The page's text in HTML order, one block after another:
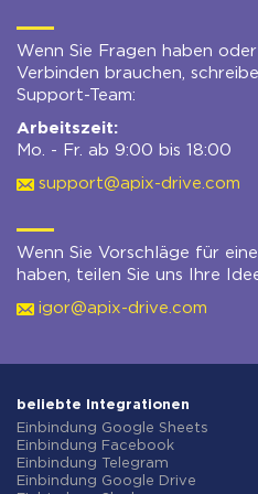
Wenn Sie Fragen haben
Verbinden brauchen,
Support-Team:
Arbeitszeit:
Mo. - Fr. ab 9:00 bis 18:00
support@apix-drive.com
Wenn Sie Vorschläge für
haben, teilen Sie uns Ihre
igor@apix-drive.com
beliebte Integrationen
Einbindung Google Sheets
Einbindung Facebook
Einbindung Telegram
Einbindung Google Drive